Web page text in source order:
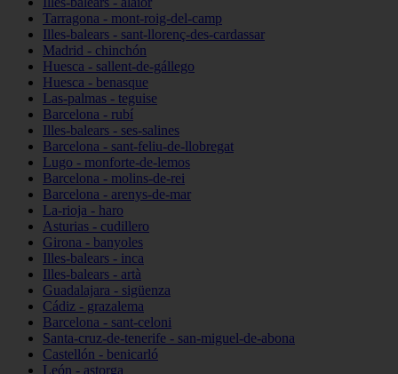
Tarragona - mont-roig-del-camp
Illes-balears - sant-llorenç-des-cardassar
Madrid - chinchón
Huesca - sallent-de-gállego
Huesca - benasque
Las-palmas - teguise
Barcelona - rubí
Illes-balears - ses-salines
Barcelona - sant-feliu-de-llobregat
Lugo - monforte-de-lemos
Barcelona - molins-de-rei
Barcelona - arenys-de-mar
La-rioja - haro
Asturias - cudillero
Girona - banyoles
Illes-balears - inca
Illes-balears - artà
Guadalajara - sigüenza
Cádiz - grazalema
Barcelona - sant-celoni
Santa-cruz-de-tenerife - san-miguel-de-abona
Castellón - benicarló
León - astorga